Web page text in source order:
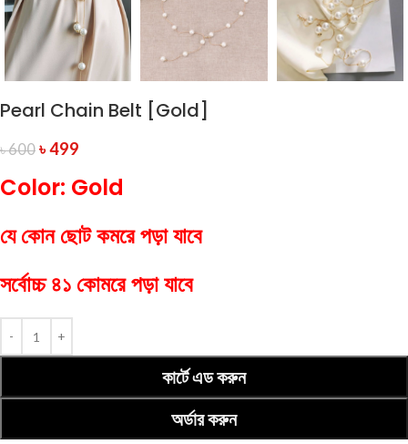
Pearl Chain Belt [Gold]
৳600 ৳499
Color: Gold
যে কোন ছোট কমরে পড়া যাবে
সর্বোচ্চ ৪১ কোমরে পড়া যাবে
কার্টে এড করুন
অর্ডার করুন